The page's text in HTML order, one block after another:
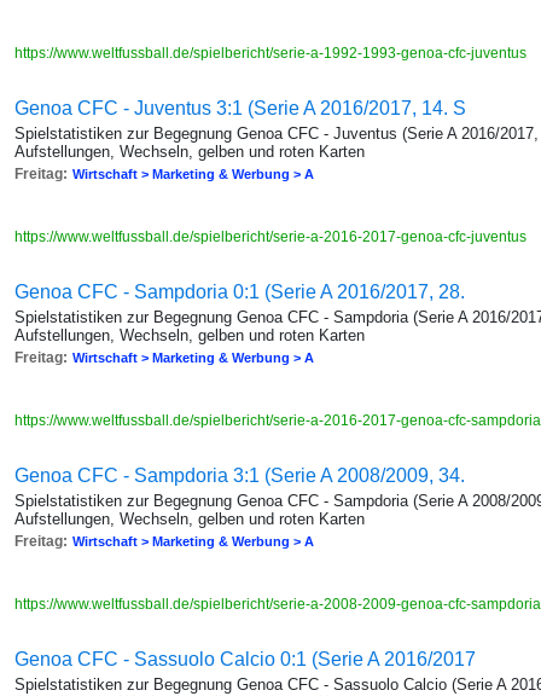
https://www.weltfussball.de/spielbericht/serie-a-1992-1993-genoa-cfc-juventus
Genoa CFC - Juventus 3:1 (Serie A 2016/2017, 14. S
Spielstatistiken zur Begegnung Genoa CFC - Juventus (Serie A 2016/
Aufstellungen, Wechseln, gelben und roten Karten
Freitag: Wirtschaft > Marketing & Werbung > A
https://www.weltfussball.de/spielbericht/serie-a-2016-2017-genoa-cfc-juventus
Genoa CFC - Sampdoria 0:1 (Serie A 2016/2017, 28.
Spielstatistiken zur Begegnung Genoa CFC - Sampdoria (Serie A 2016/
Aufstellungen, Wechseln, gelben und roten Karten
Freitag: Wirtschaft > Marketing & Werbung > A
https://www.weltfussball.de/spielbericht/serie-a-2016-2017-genoa-cfc-
Genoa CFC - Sampdoria 3:1 (Serie A 2008/2009, 34.
Spielstatistiken zur Begegnung Genoa CFC - Sampdoria (Serie A 2008/
Aufstellungen, Wechseln, gelben und roten Karten
Freitag: Wirtschaft > Marketing & Werbung > A
https://www.weltfussball.de/spielbericht/serie-a-2008-2009-genoa-cfc-
Genoa CFC - Sassuolo Calcio 0:1 (Serie A 2016/2017
Spielstatistiken zur Begegnung Genoa CFC - Sassuolo Calcio (Serie A